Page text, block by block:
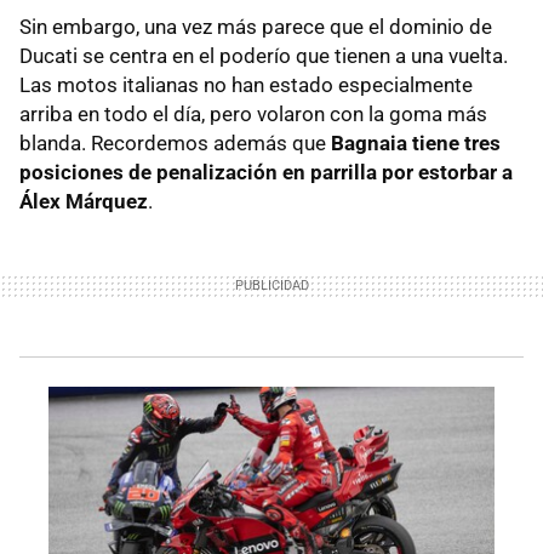
Sin embargo, una vez más parece que el dominio de
Ducati se centra en el poderío que tienen a una vuelta.
Las motos italianas no han estado especialmente
arriba en todo el día, pero volaron con la goma más
blanda. Recordemos además que Bagnaia tiene tres
posiciones de penalización en parrilla por estorbar a
Álex Márquez.